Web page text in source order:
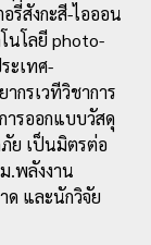
รี่สังกะสี-ไอออน
นโลยี photo-
ะเทศ-
กรเวทีวิชาการ
ารออกแบบวัสดุ
ย เป็นมิตรต่อ
.พลังงาน
ด และนักวิจัย